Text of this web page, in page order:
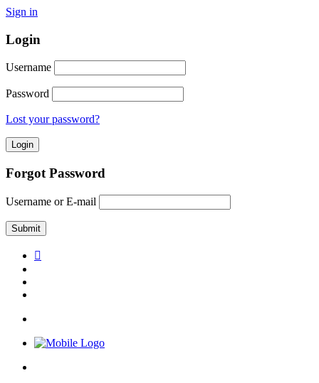
Sign in
Login
Username
Password
Lost your password?
Forgot Password
Username or E-mail